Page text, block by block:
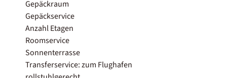
Gepäckraum
Gepäckservice
Anzahl Etagen
Roomservice
Sonnenterrasse
Transferservice: zum Flughafen